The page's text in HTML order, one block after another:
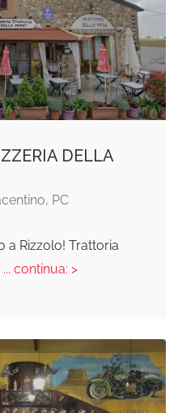
DELLA
PC
a Rizzolo! Trattoria
... continua: >